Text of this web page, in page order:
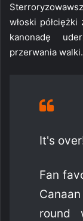
włoski
kanonadę
przerwania walki.
It's
Fan
round